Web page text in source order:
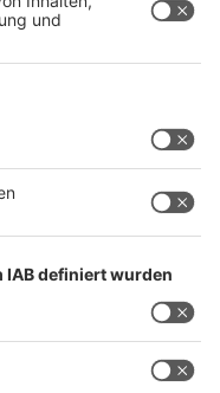
möglich, da
vergeben ist.Für
jedoch erneut
rechtzeitig
startet.
Projekten